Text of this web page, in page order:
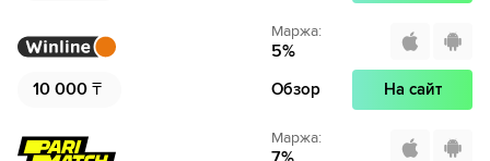
10 000 ₸
Маржа:
5%
Обзор На сайт
Маржа: